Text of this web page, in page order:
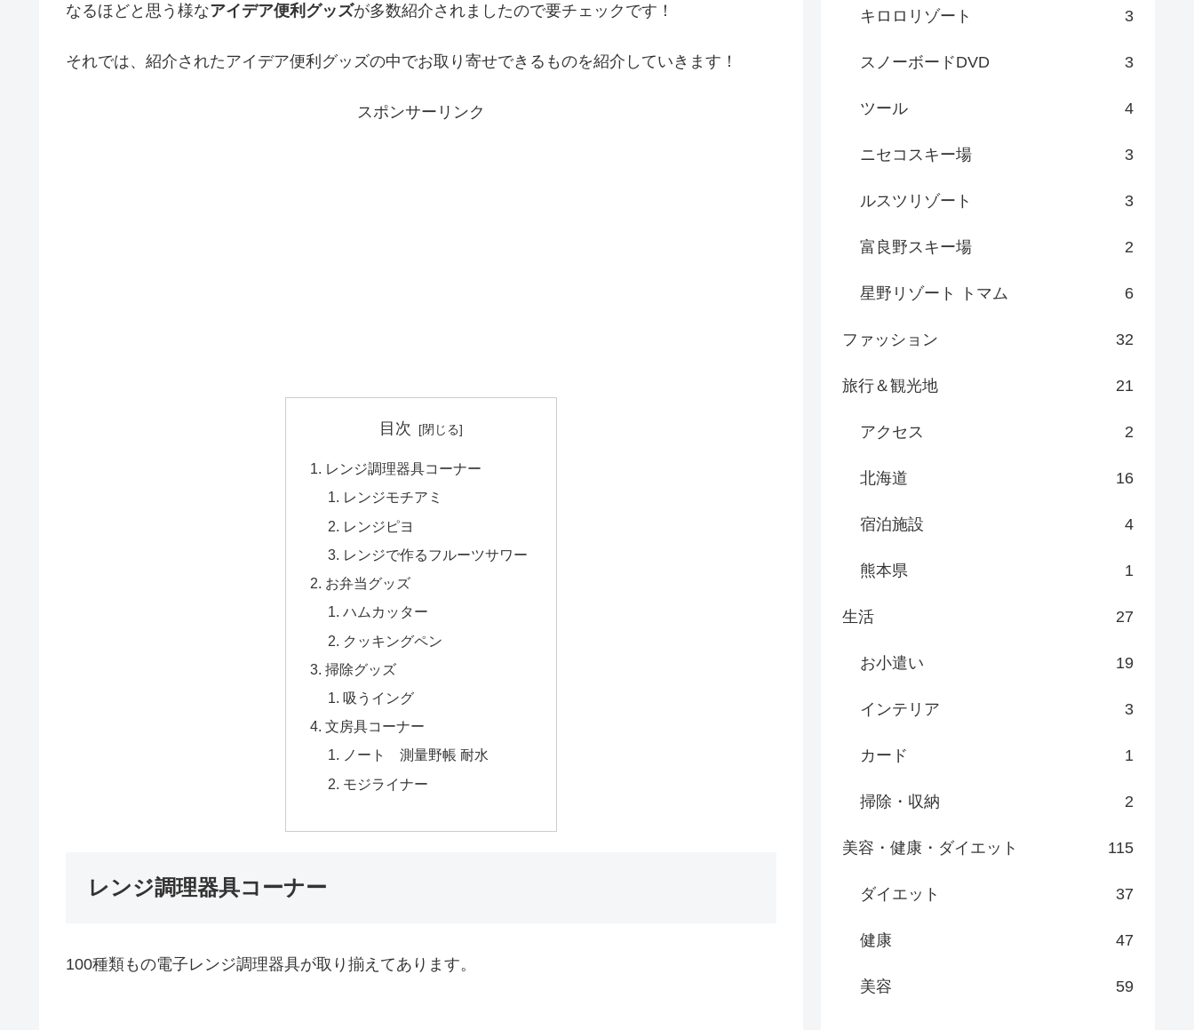
なるほどと思う様なアイデア便利グッズが多数紹介されましたので要チェックです！
それでは、紹介されたアイデア便利グッズの中でお取り寄せできるものを紹介していきます！
スポンサーリンク
目次
レンジ調理器具コーナー
レンジモチアミ
レンジピヨ
レンジで作るフルーツサワー
お弁当グッズ
ハムカッター
クッキングペン
掃除グッズ
吸うイング
文房具コーナー
ノート 測量野帳 耐水
モジライナー
レンジ調理器具コーナー
100種類もの電子レンジ調理器具が取り揃えてあります。
キロロリゾート 3
スノーボードDVD 3
ツール 4
ニセコスキー場 3
ルスツリゾート 3
富良野スキー場 2
星野リゾート トマム 6
ファッション 32
旅行＆観光地 21
アクセス 2
北海道 16
宿泊施設 4
熊本県 1
生活 27
お小遣い 19
インテリア 3
カード 1
掃除・収納 2
美容・健康・ダイエット 115
ダイエット 37
健康 47
美容 59